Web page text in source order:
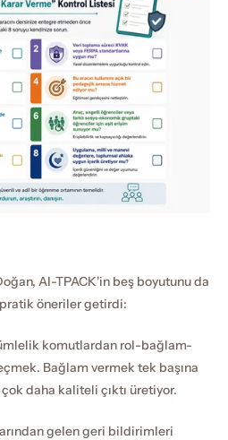
AI-TPACK'in beş boyutunu da
öneriler getirdi:
komutlardan rol-bağlam-
Bağlam vermek tek başına
daha kaliteli çıktı üretiyor.
gelen geri bildirimleri